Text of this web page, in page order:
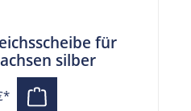
für
silber